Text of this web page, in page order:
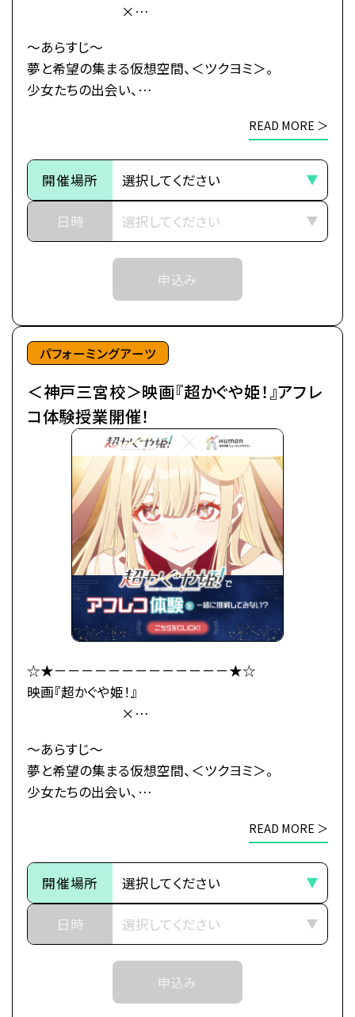
・公式HP：https://www.cho-kaguyahime.com/
×
☆★－－－－－－－－－－－－－★☆
●注意事項
※各体験授業には定員に限りがございます。
そのため、ご予約状況により、
抽選等の対応をさせていただく場合がございます。
※当日ご参加いただける方には校舎の職員より
予約確定のご連絡をいたします。
それまでは予約完了しておりませんので
予めご了承ください。
※中学生以上の方が対象となります。
～あらすじ～
夢と希望の集まる仮想空間、＜ツクヨミ＞。
少女たちの出会い、
都内の進学校に通う17歳の女子高生・酒寄彩葉は、
バイトと学業の両立に励む超絶多忙な日々を送って
いた。
日々の癒やしは、インターネット上の仮想空間＜ツク
ヨミ＞の管理人兼大人気ライバー(配信者)・月見ヤ
チヨの配信を見ること。
自分の分身を作り誰もが自由に創作活動を行う＜ツ
クヨミ＞で、彩葉はヤチヨの推し活をしつつ、バトルゲ
ームで細々とお小遣い稼ぎをしていた。
そんなある日の帰り道、彩葉は七色に光り輝くゲーミ
ング電柱を見つける。
中から出てきたのは、なんとも可愛らしい赤ちゃん。
放っておけず連れ帰ると、赤ちゃんはみるみるうちに
大きくなり、彩葉と同い年ぐらいの女の子に。
「あなた、もしやかぐや姫なの？」
大きくなったかぐや姫はわがまま放題。
かぐやのお願い(わがまま)で彩葉は、ツクヨミでのラ
イバー活動を手伝うことに。
彩葉がプロデューサーとして音楽を作り、かぐやがラ
イバーとして歌うことで、
二人は少しずつ打ち解けていく。
かぐやを月へと連れ戻す不吉な影が、すぐそこまで迫
っているとも知らずに——
・公式HP：https://www.cho-kaguyahime.com/
READ MORE ＞
開催場所
日時
申込み
パフォーミングアーツ
＜神戸三宮校＞映画『超かぐや姫！』アフレ
コ体験授業開催！
☆★－－－－－－－－－－－－－★☆
映画『超かぐや姫！』
×
☆★－－－－－－－－－－－－－★☆
●注意事項
※各体験授業には定員に限りがございます。
そのため、ご予約状況により、
抽選等の対応をさせていただく場合がございます。
※当日ご参加いただける方には校舎の職員より
予約確定のご連絡をいたします。
それまでは予約完了しておりませんので
予めご了承ください。
※中学生以上の方が対象となります。
～あらすじ～
夢と希望の集まる仮想空間、＜ツクヨミ＞。
少女たちの出会い、
都内の進学校に通う17歳の女子高生・酒寄彩葉は、
バイトと学業の両立に励む超絶多忙な日々を送って
いた。
日々の癒やしは、インターネット上の仮想空間＜ツク
ヨミ＞の管理人兼大人気ライバー(配信者)・月見ヤ
チヨの配信を見ること。
自分の分身を作り誰もが自由に創作活動を行う＜ツ
READ MORE ＞
開催場所
日時
申込み